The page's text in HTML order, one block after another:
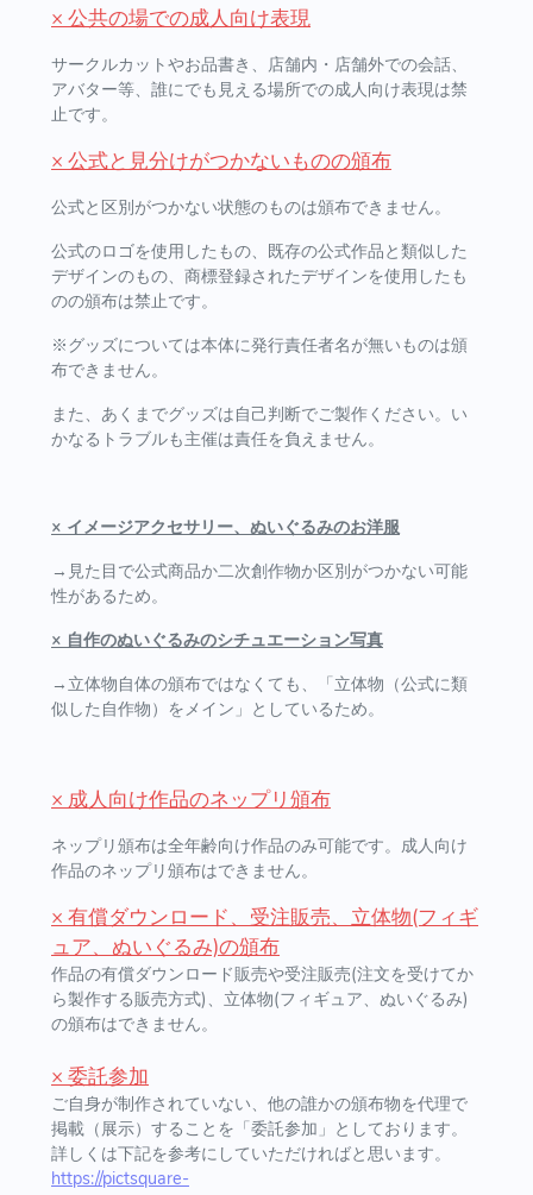
× 公共の場での成人向け表現
サークルカットやお品書き、店舗内・店舗外での会話、
アバター等、誰にでも見える場所での成人向け表現は禁
止です。
× 公式と見分けがつかないものの頒布
公式と区別がつかない状態のものは頒布できません。
公式のロゴを使用したもの、既存の公式作品と類似した
デザインのもの、商標登録されたデザインを使用したも
のの頒布は禁止です。
※グッズについては本体に発行責任者名が無いものは頒
布できません。
また、あくまでグッズは自己判断でご製作ください。い
かなるトラブルも主催は責任を負えません。
× イメージアクセサリー、ぬいぐるみのお洋服
→見た目で公式商品か二次創作物か区別がつかない可能
性があるため。
× 自作のぬいぐるみのシチュエーション写真
→立体物自体の頒布ではなくても、「立体物（公式に類
似した自作物）をメイン」としているため。
× 成人向け作品のネップリ頒布
ネップリ頒布は全年齢向け作品のみ可能です。成人向け
作品のネップリ頒布はできません。
× 有償ダウンロード、受注販売、立体物(フィギ
ュア、ぬいぐるみ)の頒布
作品の有償ダウンロード販売や受注販売(注文を受けてか
ら製作する販売方式)、立体物(フィギュア、ぬいぐるみ)
の頒布はできません。
× 委託参加
ご自身が制作されていない、他の誰かの頒布物を代理で
掲載（展示）することを「委託参加」としております。
詳しくは下記を参考にしていただければと思います。
https://pictsquare-